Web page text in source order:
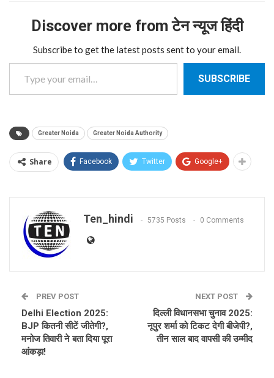
Discover more from टेन न्यूज हिंदी
Subscribe to get the latest posts sent to your email.
Type your email…
SUBSCRIBE
Greater Noida Greater Noida Authority
Share Facebook Twitter Google+
Ten_hindi 5735 Posts 0 Comments
PREV POST
Delhi Election 2025:
BJP कितनी सीटें जीतेगी?,
मनोज तिवारी ने बता दिया पूरा
आंकड़ा!
NEXT POST
दिल्ली विधानसभा चुनाव 2025:
नूपुर शर्मा को टिकट देगी बीजेपी?,
तीन साल बाद वापसी की उम्मीद